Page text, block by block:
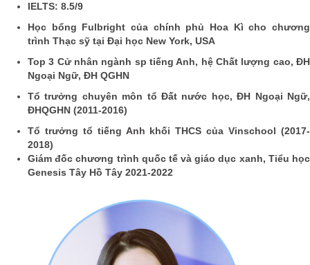
IELTS: 8.5/9
Học bổng Fulbright của chính phủ Hoa Kì cho chương
trình Thạc sỹ tại Đại học New York, USA
Top 3 Cử nhân ngành sp tiếng Anh, hệ Chất lượng cao, ĐH
Ngoại Ngữ, ĐH QGHN
Tổ trưởng chuyên môn tổ Đất nước học, ĐH Ngoại Ngữ,
ĐHQGHN (2011-2016)
Tổ trưởng tổ tiếng Anh khối THCS của Vinschool (2017-
2018)
Giám đốc chương trình quốc tế và giáo dục xanh, Tiểu học
Genesis Tây Hồ Tây 2021-2022